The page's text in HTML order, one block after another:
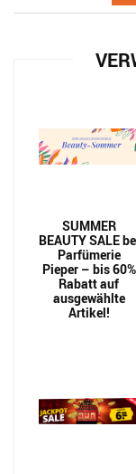
SUMMER
BEAUTY SALE
Parfümerie
Pieper – bis 60%
Rabatt auf
ausgewählte
Artikel!